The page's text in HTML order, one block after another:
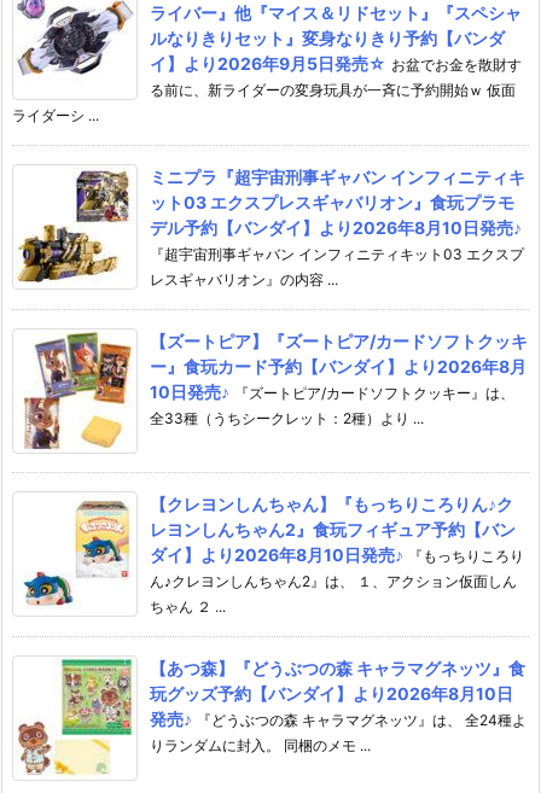
ライバー』他『マイス＆リドセット』『スペシャ
ルなりきりセット』変身なりきり予約【バンダ
イ】より2026年9月5日発売☆ お盆でお金を散財す
る前に、新ライダーの変身玩具が一斉に予約開始ｗ 仮面
ライダーシ ...
ミニプラ『超宇宙刑事ギャバン インフィニティキ
ット03 エクスプレスギャバリオン』食玩プラモ
デル予約【バンダイ】より2026年8月10日発売♪
『超宇宙刑事ギャバン インフィニティキット03 エクスプ
レスギャバリオン』の内容 ...
【ズートピア】『ズートピア/カードソフトクッキ
ー』食玩カード予約【バンダイ】より2026年8月
10日発売♪
『ズートピア/カードソフトクッキー』は、
全33種（うちシークレット：2種）より ...
【クレヨンしんちゃん】『もっちりころりん♪ク
レヨンしんちゃん2』食玩フィギュア予約【バン
ダイ】より2026年8月10日発売♪
『もっちりころり
ん♪クレヨンしんちゃん2』は、 １、アクション仮面しん
ちゃん ２ ...
【あつ森】『どうぶつの森 キャラマグネッツ』食
玩グッズ予約【バンダイ】より2026年8月10日
発売♪
『どうぶつの森 キャラマグネッツ』は、 全24種よ
りランダムに封入。 同梱のメモ ...